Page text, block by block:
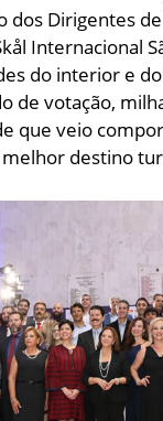
dos Dirigentes
Internacional
do interior e
de votação,
que veio
destino